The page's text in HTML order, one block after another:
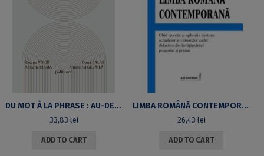
DU MOT À LA PHRASE : AU-DELÀ DU SENS CONVENTIONNEL
33,83 lei
ADD TO CART
LIMBA ROMÂNĂ CONTEMPORANĂGHID TEORETIC ȘI APLICATIV DESTINAT ACTUALELOR ȘI VIITOARELOR CADRE DIDACTICE DIN ÎNVĂȚĂMÂNTUL PREȘCOLAR ȘI PRIMAR
26,43 lei
ADD TO CART